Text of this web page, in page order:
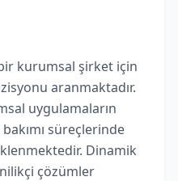
kurumsal şirket için
aranmaktadır.
uygulamaların
süreçlerinde
Dinamik
çözümler